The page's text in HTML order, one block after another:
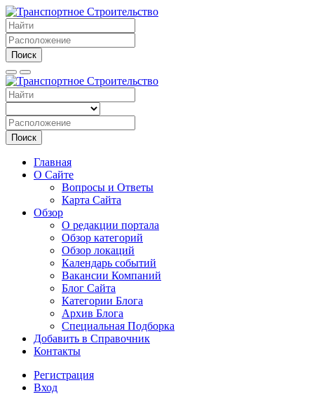
Поиск
Поиск
Главная
О Сайте
Вопросы и Ответы
Карта Сайта
Обзор
О редакции портала
Обзор категорий
Обзор локаций
Календарь событий
Вакансии Компаний
Блог Сайта
Категории Блога
Архив Блога
Специальная Подборка
Добавить в Справочник
Контакты
Регистрация
Вход